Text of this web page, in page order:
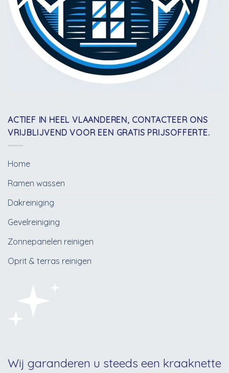
ACTIEF IN HEEL VLAANDEREN, CONTACTEER ONS
VRIJBLIJVEND VOOR EEN GRATIS PRIJSOFFERTE.
Home
Ramen wassen
Dakreiniging
Gevelreiniging
Zonnepanelen reinigen
Oprit & terras reinigen
Wij garanderen u steeds een kraaknette